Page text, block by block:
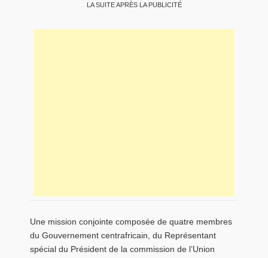
LA SUITE APRÈS LA PUBLICITÉ
Une mission conjointe composée de quatre membres
du Gouvernement centrafricain, du Représentant
spécial du Président de la commission de l’Union